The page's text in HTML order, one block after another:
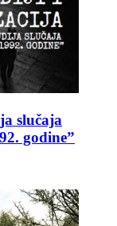
slučaja
godine”